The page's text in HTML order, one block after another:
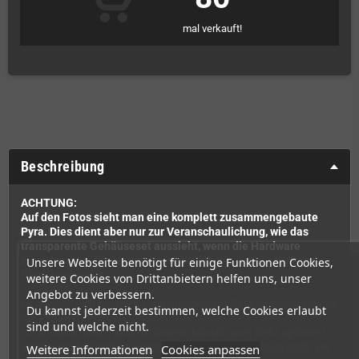
Unsere Webseite benötigt für einige Funktionen Cookies,
weitere Cookies von Drittanbietern helfen uns, unser
Angebot zu verbessern.
Du kannst jederzeit bestimmen, welche Cookies erlaubt
sind und welche nicht.
Weitere Informationen Cookies anpassen
mal verkauft!
Beschreibung
ACHTUNG:
Auf den Fotos sieht man eine komplett zusammengebaute
Pyra. Dies dient aber nur zur Veranschaulichung, wie das
transparente Gehäuseset aussieht, wenn die Hardware
eingebaut ist. Die Hardware ist NICHT mit dabei - NUR das
Plastikgehäuse!
Es handelt sich hierbei um ein unlackiertes Pyra-Gehäuseset aus
der Prototyp-Phase.
Die Schultertasten sind bei diesem Modell noch nicht optimiert,
ansonsten hat sich im Vergleich zum finalen Gehäuse nicht viel